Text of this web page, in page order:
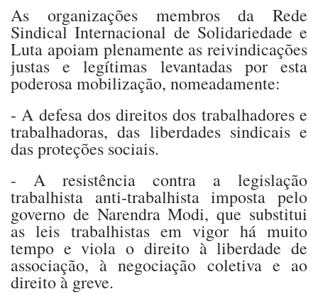
As organizações membros da Rede
Sindical Internacional de Solidariedade e
Luta apoiam plenamente as reivindicações
justas e legítimas levantadas por esta
poderosa mobilização, nomeadamente:
- A defesa dos direitos dos trabalhadores e
trabalhadoras, das liberdades sindicais e
das proteções sociais.
- A resistência contra a legislação
trabalhista anti-trabalhista imposta pelo
governo de Narendra Modi, que substitui
as leis trabalhistas em vigor há muito
tempo e viola o direito à liberdade de
associação, à negociação coletiva e ao
direito à greve.